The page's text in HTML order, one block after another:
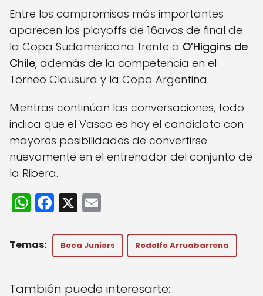
Entre los compromisos más importantes
aparecen los playoffs de 16avos de final de
la Copa Sudamericana frente a O’Higgins de
Chile, además de la competencia en el
Torneo Clausura y la Copa Argentina.
Mientras continúan las conversaciones, todo
indica que el Vasco es hoy el candidato con
mayores posibilidades de convertirse
nuevamente en el entrenador del conjunto de
la Ribera.
W
h
a
A
F
a
c
e
X
ai
l
Boca Juniors Rodolfo Arruabarrena
También puede interesarte: